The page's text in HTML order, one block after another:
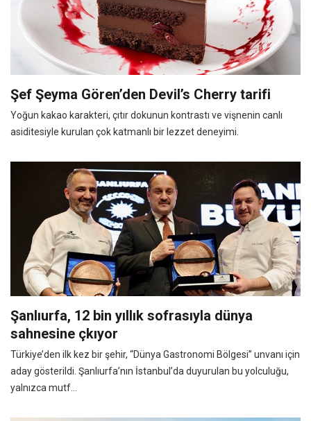
Şef Şeyma Gören’den Devil’s Cherry tarifi
Yoğun kakao karakteri, çıtır dokunun kontrastı ve vişnenin canlı
asiditesiyle kurulan çok katmanlı bir lezzet deneyimi.
Şanlıurfa, 12 bin yıllık sofrasıyla dünya
sahnesine çkıyor
Türkiye’den ilk kez bir şehir, “Dünya Gastronomi Bölgesi” unvanı için
aday gösterildi. Şanlıurfa’nın İstanbul’da duyurulan bu yolculuğu,
yalnızca mutf...